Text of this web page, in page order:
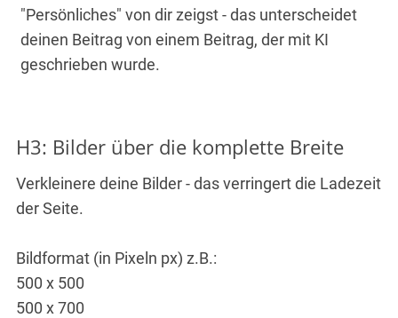
"Persönliches" von dir zeigst - das unterscheidet
deinen Beitrag von einem Beitrag, der mit KI
geschrieben wurde.
H3: Bilder über die komplette Breite
Verkleinere deine Bilder - das verringert die Ladezeit
der Seite.
Bildformat (in Pixeln px) z.B.:
500 x 500
500 x 700